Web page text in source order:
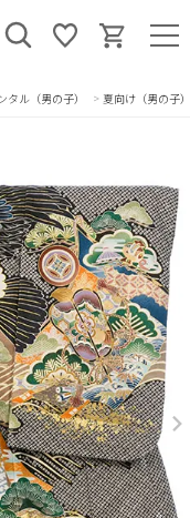
タル（男の子） 夏向け（男の子）